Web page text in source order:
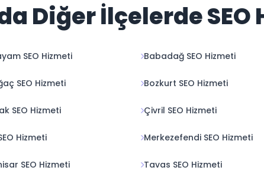
Diğer İlçelerde SEO
SEO Hizmeti Babadağ SEO Hizmeti
SEO Hizmeti Bozkurt SEO Hizmeti
SEO Hizmeti Çivril SEO Hizmeti
Hizmeti Merkezefendi SEO Hizmeti
SEO Hizmeti Tavas SEO Hizmeti